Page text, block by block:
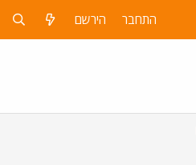
התחבר הירשם